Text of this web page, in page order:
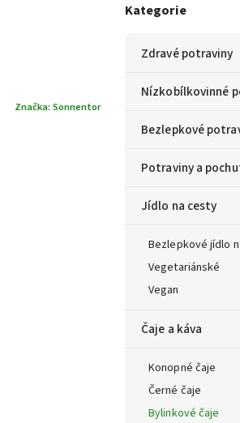
Kategorie
Zdravé potraviny
Nízkobílkovinné
Bezlepkové
Potraviny a
Jídlo na cesty
Bezlepkové jídlo
Vegetariánské
Vegan
Čaje a káva
Konopné čaje
Černé čaje
Bylinkové čaje
Značka: Sonnentor